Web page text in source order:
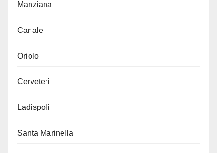
Manziana
Canale
Oriolo
Cerveteri
Ladispoli
Santa Marinella